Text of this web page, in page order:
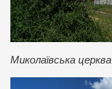
Миколаївська церква